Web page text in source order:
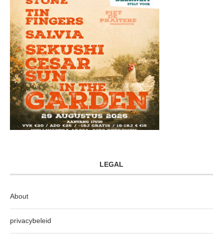
LEGAL
About
privacybeleid